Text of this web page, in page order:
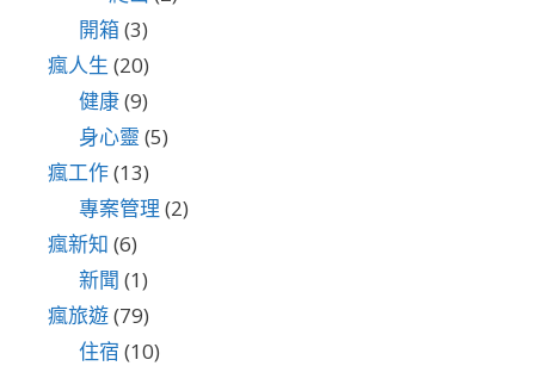
開箱(3)
瘋人生 (20)
健康(9)
身心靈 (5)
瘋工作(13)
專案管理 (2)
瘋新知 (6)
新聞 (1)
瘋旅遊(79)
住宿 (10)